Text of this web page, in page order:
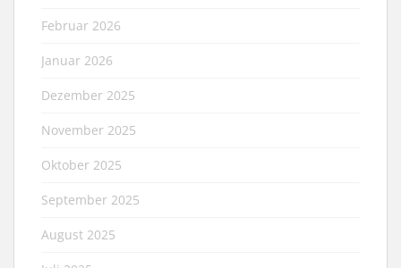
Februar 2026
Januar 2026
Dezember 2025
November 2025
Oktober 2025
September 2025
August 2025